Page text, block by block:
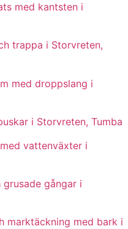
med kantsten i
trappa i Storvreten,
med droppslang i
i Storvreten, Tumba
vattenväxter i
gångar i
marktäckning med bark i